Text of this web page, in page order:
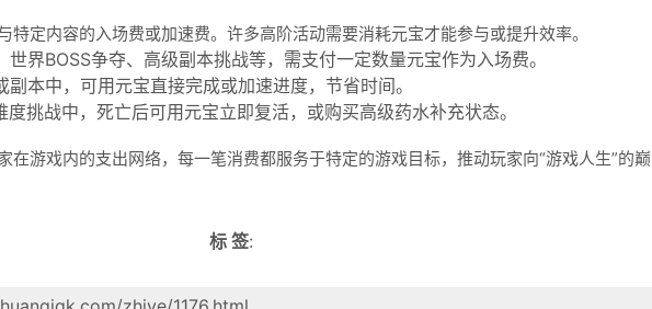
特定内容的入场费或加速费。许多高阶活动需要消耗元宝才能参与或提升效率。
世界BOSS争夺、高级副本挑战等，需支付一定数量元宝作为入场费。
副本中，可用元宝直接完成或加速进度，节省时间。
度挑战中，死亡后可用元宝立即复活，或购买高级药水补充状态。
在游戏内的支出网络，每一笔消费都服务于特定的游戏目标，推动玩家向“游戏人生”的巅
标 签: